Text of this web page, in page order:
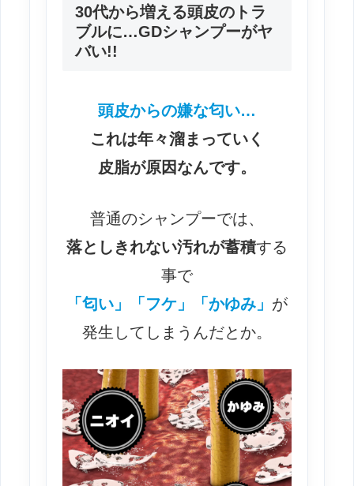
30代から増える頭皮のトラ
ブルに…GDシャンプーがヤ
バい!!
頭皮からの嫌な匂い…
これは年々溜まっていく
皮脂が原因なんです。
普通のシャンプーでは、
落としきれない汚れが蓄積する
事で
「匂い」「フケ」「かゆみ」 が
発生してしまうんだとか。